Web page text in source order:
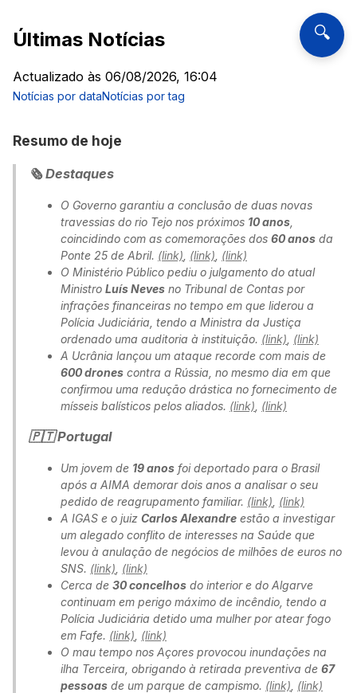
🔍
Últimas Notícias
Actualizado às 06/08/2026, 16:04
Notícias por dataNotícias por tag
Resumo de hoje
🗞️ Destaques
O Governo garantiu a conclusão de duas novas
travessias do rio Tejo nos próximos 10 anos
coincidindo com as comemorações dos 60 anos da
Ponte 25 de Abril. (link) (link) (link)
O Ministério Público pediu o julgamento do atual
Ministro Luís Neves no Tribunal de Contas por
infrações financeiras no tempo em que liderou a
Polícia Judiciária, tendo a Ministra da Justiça
ordenado uma auditoria à instituição. (link) (link)
A Ucrânia lançou um ataque recorde com mais de
600 drones contra a Rússia, no mesmo dia em que
confirmou uma redução drástica no fornecimento de
mísseis balísticos pelos aliados. (link) (link)
🇵🇹 Portugal
Um jovem de 19 anos foi deportado para o Brasil
após a AIMA demorar dois anos a analisar o seu
pedido de reagrupamento familiar. (link) (link)
A IGAS e o juiz Carlos Alexandre estão a investigar
um alegado conflito de interesses na Saúde que
levou à anulação de negócios de milhões de euros no
SNS. (link) (link)
Cerca de 30 concelhos do interior e do Algarve
continuam em perigo máximo de incêndio, tendo a
Polícia Judiciária detido uma mulher por atear fogo
em Fafe. (link) (link)
O mau tempo nos Açores provocou inundações na
ilha Terceira, obrigando à retirada preventiva de 67
pessoas de um parque de campismo. (link) (link)